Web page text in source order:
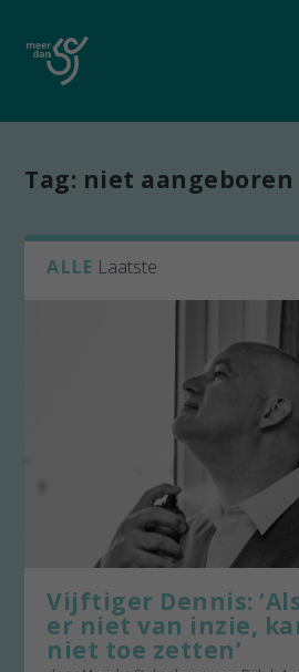
Tag: niet
ALLE Laatste
Vijftiger Dennis:
er niet van inzie,
niet toe zetten’